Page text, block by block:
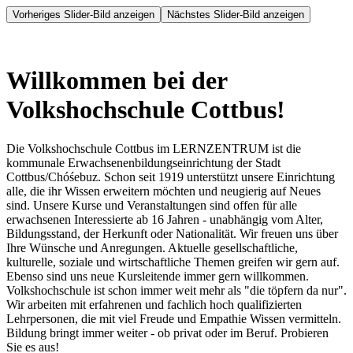
Vorheriges Slider-Bild anzeigen Nächstes Slider-Bild anzeigen
Willkommen bei der
Volkshochschule Cottbus!
Die Volkshochschule Cottbus im LERNZENTRUM ist die
kommunale Erwachsenenbildungseinrichtung der Stadt
Cottbus/Chóśebuz. Schon seit 1919 unterstützt unsere Einrichtung
alle, die ihr Wissen erweitern möchten und neugierig auf Neues
sind. Unsere Kurse und Veranstaltungen sind offen für alle
erwachsenen Interessierte ab 16 Jahren - unabhängig vom Alter,
Bildungsstand, der Herkunft oder Nationalität. Wir freuen uns über
Ihre Wünsche und Anregungen. Aktuelle gesellschaftliche,
kulturelle, soziale und wirtschaftliche Themen greifen wir gern auf.
Ebenso sind uns neue Kursleitende immer gern willkommen.
Volkshochschule ist schon immer weit mehr als "die töpfern da nur".
Wir arbeiten mit erfahrenen und fachlich hoch qualifizierten
Lehrpersonen, die mit viel Freude und Empathie Wissen vermitteln.
Bildung bringt immer weiter - ob privat oder im Beruf. Probieren
Sie es aus!